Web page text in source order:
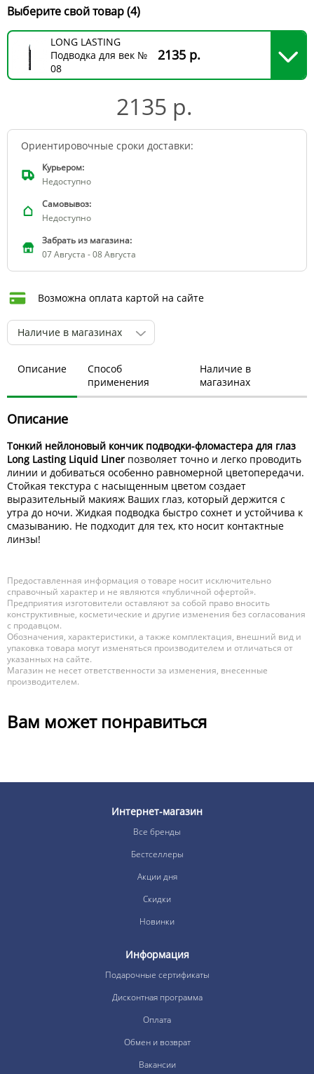
Выберите свой товар (4)
LONG LASTING
Подводка для век №
08
2135 р.
2135 р.
Ориентировочные сроки доставки:
Курьером:
Недоступно
Самовывоз:
Недоступно
Забрать из магазина:
07 Августа - 08 Августа
Возможна оплата картой на сайте
Наличие в магазинах
Описание
Способ
применения
Наличие в
магазинах
Описание
Тонкий нейлоновый кончик подводки-фломастера для глаз
Long Lasting Liquid Liner позволяет точно и легко проводить
линии и добиваться особенно равномерной цветопередачи.
Стойкая текстура с насыщенным цветом создает
выразительный макияж Ваших глаз, который держится с
утра до ночи. Жидкая подводка быстро сохнет и устойчива к
смазыванию. Не подходит для тех, кто носит контактные
линзы!
Предоставленная информация о товаре носит исключительно
справочный характер и не являются «публичной офертой».
Предприятия изготовители оставляют за собой право вносить
конструктивные, косметические и другие изменения без согласования
с продавцом.
Обозначения, характеристики, а также комплектация, внешний вид и
упаковка товара могут изменяться производителем и отличаться от
указанных на сайте.
Магазин не несет ответственности за изменения, внесенные
производителем.
Вам может понравиться
Интернет-магазин
Все бренды
Бестселлеры
Акции дня
Скидки
Новинки
Информация
Подарочные сертификаты
Дисконтная программа
Оплата
Обмен и возврат
Вакансии